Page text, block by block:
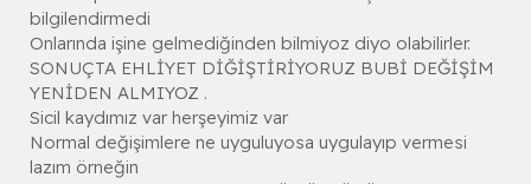
bilgilendirmedi
Onlarında işine gelmediğinden bilmiyoz diyo olabilirler.
SONUÇTA EHLİYET DİĞİŞTİRİYORUZ BUBİ DEĞİŞİM
YENİDEN ALMIYOZ .
Sicil kaydımız var herşeyimiz var
Normal değişimlere ne uyguluyosa uygulayıp vermesi
lazım örneğin